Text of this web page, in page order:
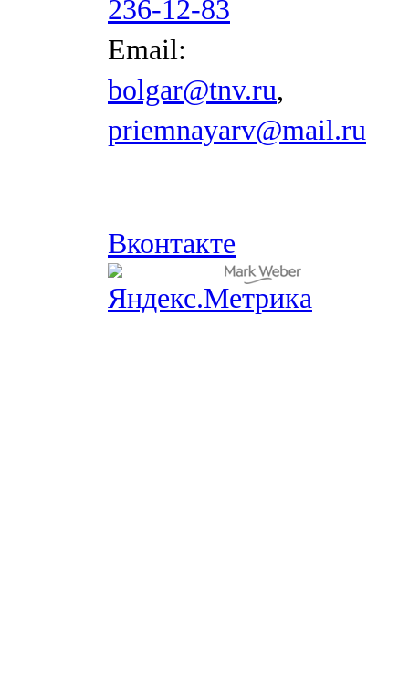
236-12-83
Email:
bolgar@tnv.ru,
priemnayarv@mail.ru
Вконтакте